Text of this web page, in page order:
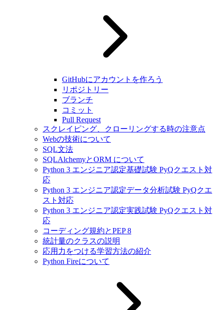
GitHubにアカウントを作ろう
リポジトリー
ブランチ
コミット
Pull Request
スクレイピング、クローリングする時の注意点
Webの技術について
SQL文法
SQLAlchemyとORM について
Python 3 エンジニア認定基礎試験 PyQクエスト対
応
Python 3 エンジニア認定データ分析試験 PyQクエ
スト対応
Python 3 エンジニア認定実践試験 PyQクエスト対
応
コーディング規約とPEP 8
統計量のクラスの説明
応用力をつける学習方法の紹介
Python Fireについて